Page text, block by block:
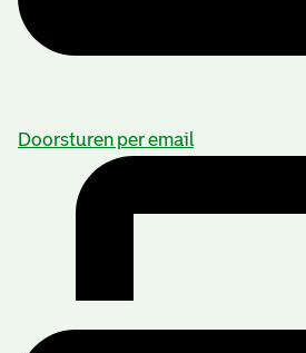
Doorsturen per email